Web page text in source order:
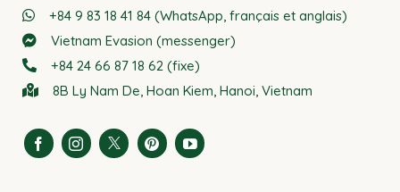
+84 9 83 18 41 84 (WhatsApp, français et anglais)
Vietnam Evasion (messenger)
+84 24 66 87 18 62 (fixe)
8B Ly Nam De, Hoan Kiem, Hanoi, Vietnam